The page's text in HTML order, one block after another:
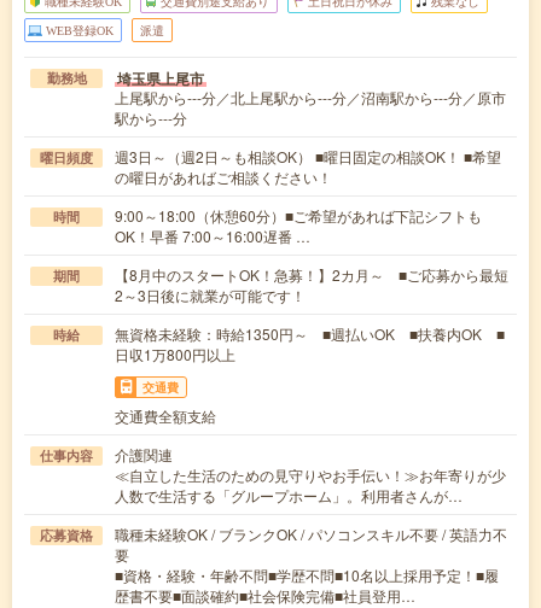
WEB登録OK 派遣
勤務地 埼玉県上尾市
上尾駅から---分／北上尾駅から---分／沼南駅から---分／原市
駅から---分
曜日頻度
週3日～（週2日～も相談OK） ■曜日固定の相談OK！ ■希望
の曜日があればご相談ください！
時間
9:00～18:00（休憩60分）■ご希望があれば下記シフトも
OK！早番 7:00～16:00遅番 …
期間
【8月中のスタートOK！急募！】2カ月～ ■ご応募から最短
2～3日後に就業が可能です！
時給
無資格未経験：時給1350円～ ■週払いOK ■扶養内OK ■
日収1万800円以上
交通費
交通費全額支給
仕事内容
介護関連
≪自立した生活のための見守りやお手伝い！≫お年寄りが少
人数で生活する「グループホーム」。利用者さんが…
応募資格
職種未経験OK / ブランクOK / パソコンスキル不要 / 英語力不
要
■資格・経験・年齢不問■学歴不問■10名以上採用予定！■履
歴書不要■面談確約■社会保険完備■社員登用…